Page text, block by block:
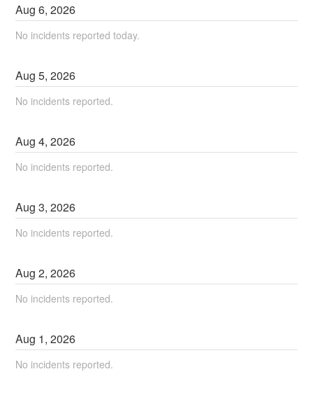
Aug6,2026
No incidents reported today.
Aug5,2026
No incidents reported.
Aug4,2026
No incidents reported.
Aug3,2026
No incidents reported.
Aug2,2026
No incidents reported.
Aug 1,2026
No incidents reported.